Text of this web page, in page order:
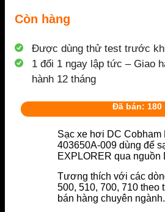
Còn hàng
Được dùng thử test trước
1 đổi 1 ngay lập tức – Giao
hành 12 tháng
Đã bán: 180
Sạc xe hơi DC Cobham
403650A-009 dùng để
EXPLORER qua nguồn
Tương thích với các
500, 510, 700, 710 theo
bán hàng chuyên ngành.